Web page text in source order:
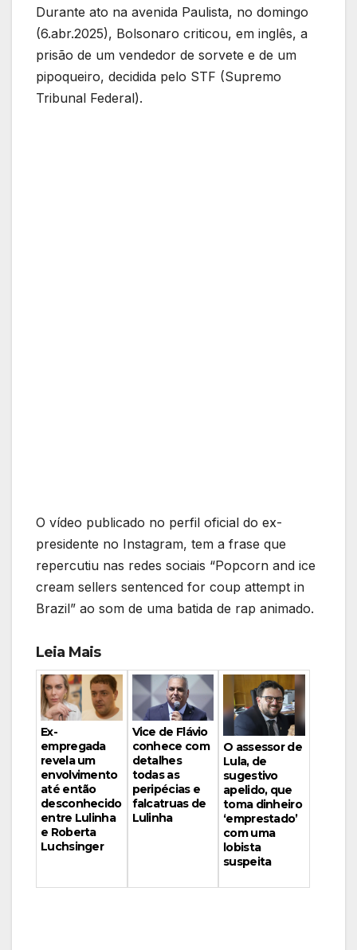
Durante ato na avenida Paulista, no domingo
(6.abr.2025), Bolsonaro criticou, em inglês, a
prisão de um vendedor de sorvete e de um
pipoqueiro, decidida pelo STF (Supremo
Tribunal Federal).
O vídeo publicado no perfil oficial do ex-
presidente no Instagram, tem a frase que
repercutiu nas redes sociais “Popcorn and ice
cream sellers sentenced for coup attempt in
Brazil” ao som de uma batida de rap animado.
Leia Mais
Ex-
empregada
revela um
envolvimento
até então
desconhecido
entre Lulinha
e Roberta
Luchsinger
Vice de Flávio
conhece com
detalhes
todas as
peripécias e
falcatruas de
Lulinha
O assessor de
Lula, de
sugestivo
apelido, que
toma dinheiro
‘emprestado’
com uma
lobista
suspeita